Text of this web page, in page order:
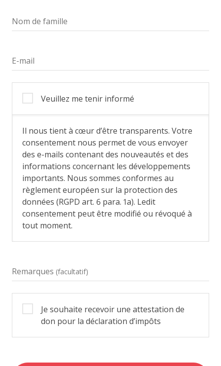
Nom de famille
E-mail
Veuillez me tenir informé
Il nous tient à cœur d’être transparents. Votre
consentement nous permet de vous envoyer
des e-mails contenant des nouveautés et des
informations concernant les développements
importants. Nous sommes conformes au
règlement européen sur la protection des
données (RGPD art. 6 para. 1a). Ledit
consentement peut être modifié ou révoqué à
tout moment.
Remarques (facultatif)
Je souhaite recevoir une attestation de
don pour la déclaration d’impôts